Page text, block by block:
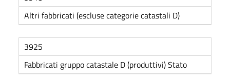
Altri fabbricati (escluse categorie catastali D)
3925
Fabbricati gruppo catastale D (produttivi) Stato